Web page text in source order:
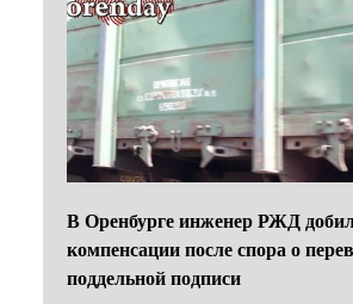
В Оренбурге инженер РЖД
компенсации после спора о
поддельной подписи